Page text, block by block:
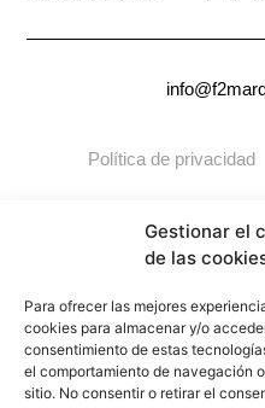
Gestionar el
de las
Para ofrecer las mejores
cookies para almacenar y/o
consentimiento de estas
el comportamiento de navegación
sitio. No consentir o retirar el
Política de privacidad